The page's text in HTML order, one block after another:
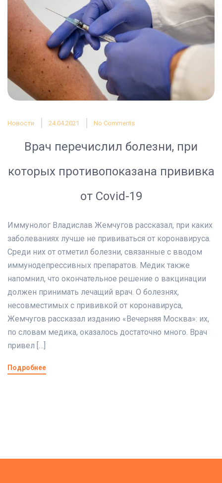
Новости 24.04.2021 No Comments
Врач перечислил болезни, при
которых противопоказана прививка
от Covid-19
Иммунолог Владислав Жемчугов рассказал, при каких
заболеваниях лучше не прививаться от коронавируса.
Среди них от отметил болезни, связанные с вводом
иммунодепрессивных препаратов. Медик также
напомнил, что окончательное решение о вакцинации
должен принимать лечащий врач. О болезнях,
несовместимых с прививкой от коронавируса,
Жемчугов рассказал изданию «Вечерняя Москва»: их,
по словам медика, оказалось достаточно много. Врач
привел […]
Подробнее